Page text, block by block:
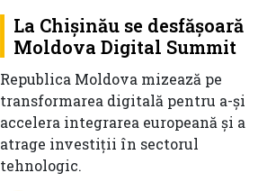
La Chișinău se desfășoară
Moldova Digital Summit
Republica Moldova mizează pe
transformarea digitală pentru a-și
accelera integrarea europeană și a
atrage investiții în sectorul
tehnologic.